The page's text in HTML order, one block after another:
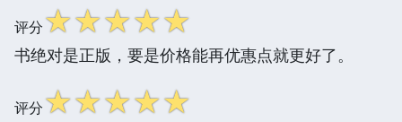
评分☆☆☆☆☆
书绝对是正版，要是价格能再优惠点就更好了。
评分☆☆☆☆☆